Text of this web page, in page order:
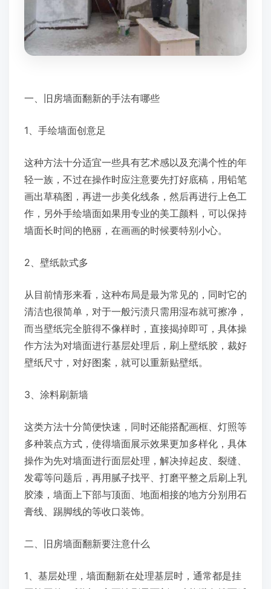
一、旧房墙面翻新的手法有哪些
1、手绘墙面创意足
这种方法十分适宜一些具有艺术感以及充满个性的年
轻一族，不过在操作时应注意要先打好底稿，用铅笔
画出草稿图，再进一步美化线条，然后再进行上色工
作，另外手绘墙面如果用专业的美工颜料，可以保持
墙面长时间的艳丽，在画画的时候要特别小心。
2、壁纸款式多
从目前情形来看，这种布局是最为常见的，同时它的
清洁也很简单，对于一般污渍只需用湿布就可擦净，
而当壁纸完全脏得不像样时，直接揭掉即可，具体操
作方法为对墙面进行基层处理后，刷上壁纸胶，裁好
壁纸尺寸，对好图案，就可以重新贴壁纸。
3、涂料刷新墙
这类方法十分简便快速，同时还能搭配画框、灯照等
多种装点方式，使得墙面展示效果更加多样化，具体
操作为先对墙面进行面层处理，解决掉起皮、裂缝、
发霉等问题后，再用腻子找平、打磨平整之后刷上乳
胶漆，墙面上下部与顶面、地面相接的地方分别用石
膏线、踢脚线的等收口装饰。
二、旧房墙面翻新要注意什么
1、基层处理，墙面翻新在处理基层时，通常都是挂